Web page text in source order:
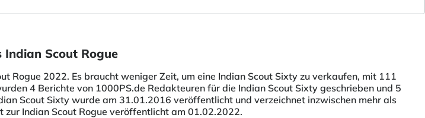
Scout Rogue
Rogue 2022. Es braucht weniger Zeit, um eine Indian Scout Sixty zu verkaufen, mit 111
4 Berichte von 1000PS.de Redakteuren für die Indian Scout Sixty geschrieben und 5
Scout Sixty wurde am 31.01.2016 veröffentlicht und verzeichnet inzwischen mehr als
Indian Scout Rogue veröffentlicht am 01.02.2022.